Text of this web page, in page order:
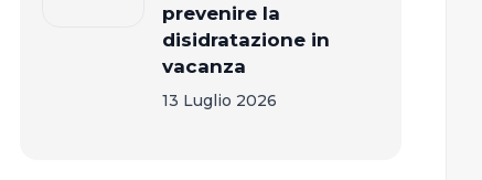
prevenire la
disidratazione in
vacanza
13 Luglio 2026